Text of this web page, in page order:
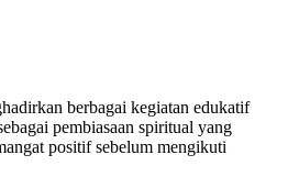
berbagai kegiatan edukatif
pembiasaan spiritual yang
positif sebelum mengikuti